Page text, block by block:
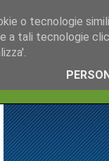
SIAMO
o tecnologie
a tali tecnologie